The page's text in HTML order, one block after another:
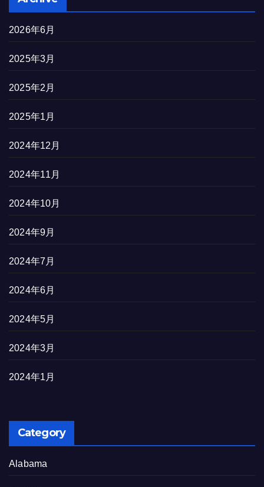
2026年6月
2025年3月
2025年2月
2025年1月
2024年12月
2024年11月
2024年10月
2024年9月
2024年7月
2024年6月
2024年5月
2024年3月
2024年1月
Category
Alabama